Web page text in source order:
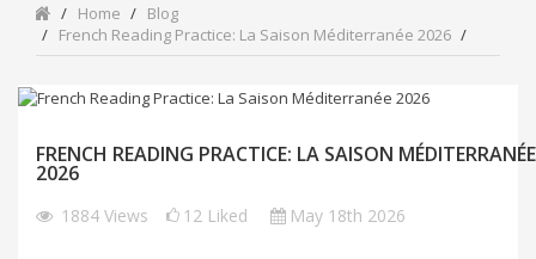
Home
Blog
French Reading Practice: La Saison Méditerranée 2026
FRENCH READING PRACTICE: LA SAISON MÉDITERRANÉE
2026
1884 Views 12 Liked May 18th 2026